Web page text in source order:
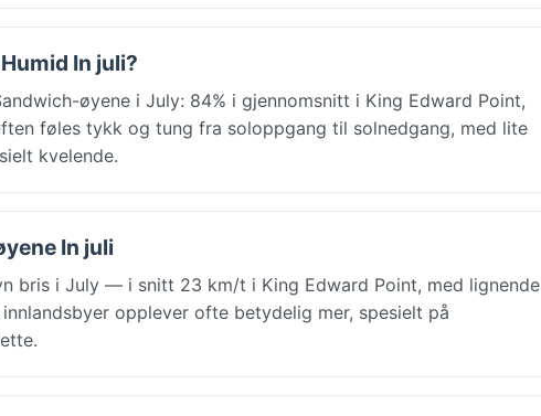
In juli?
øyene i July: 84% i gjennomsnitt i King Edward Point,
føles tykk og tung fra soloppgang til solnedgang, med lite
kvelende.
In juli
bris i July — i snitt 23 km/t i King Edward Point, med lignende
opplever ofte betydelig mer, spesielt på